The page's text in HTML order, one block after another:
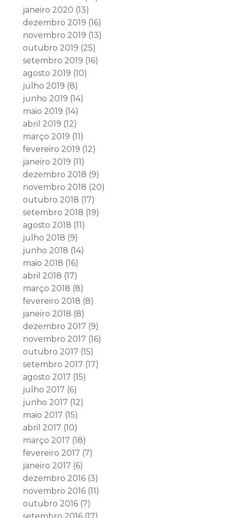
janeiro 2020 (13)
dezembro 2019 (16)
novembro 2019 (13)
outubro 2019 (25)
setembro 2019 (16)
agosto 2019 (10)
julho 2019 (8)
junho 2019 (14)
maio 2019 (14)
abril 2019 (12)
março 2019 (11)
fevereiro 2019 (12)
janeiro 2019 (11)
dezembro 2018 (9)
novembro 2018 (20)
outubro 2018 (17)
setembro 2018 (19)
agosto 2018 (11)
julho 2018 (9)
junho 2018 (14)
maio 2018 (16)
abril 2018 (17)
março 2018 (8)
fevereiro 2018 (8)
janeiro 2018 (8)
dezembro 2017 (9)
novembro 2017 (16)
outubro 2017 (15)
setembro 2017 (17)
agosto 2017 (15)
julho 2017 (6)
junho 2017 (12)
maio 2017 (15)
abril 2017 (10)
março 2017 (18)
fevereiro 2017 (7)
janeiro 2017 (6)
dezembro 2016(3)
novembro 2016(11)
outubro 2016(7)